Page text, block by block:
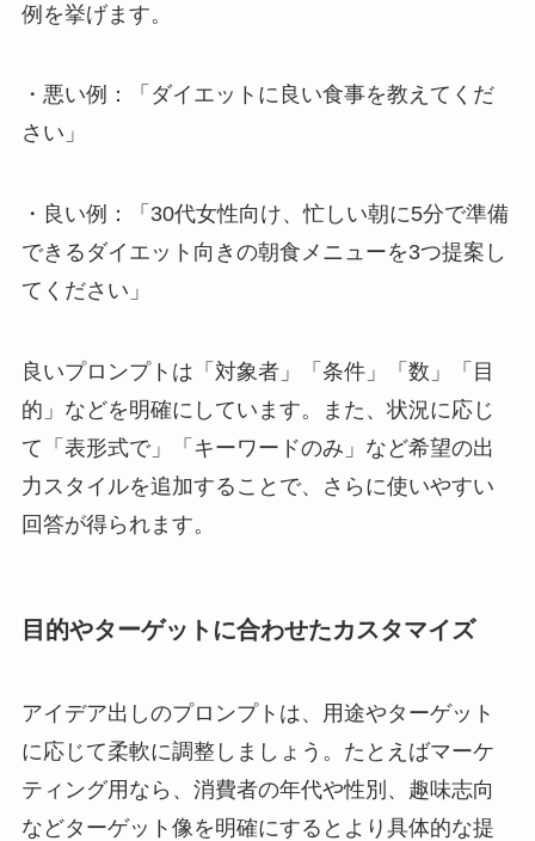
例を挙げます。
・悪い例：「ダイエットに良い食事を教えてくだ
さい」
・良い例：「30代女性向け、忙しい朝に5分で準備
できるダイエット向きの朝食メニューを3つ提案し
てください」
良いプロンプトは「対象者」「条件」「数」「目
的」などを明確にしています。また、状況に応じ
て「表形式で」「キーワードのみ」など希望の出
力スタイルを追加することで、さらに使いやすい
回答が得られます。
目的やターゲットに合わせたカスタマイズ
アイデア出しのプロンプトは、用途やターゲット
に応じて柔軟に調整しましょう。たとえばマーケ
ティング用なら、消費者の年代や性別、趣味志向
などターゲット像を明確にするとより具体的な提